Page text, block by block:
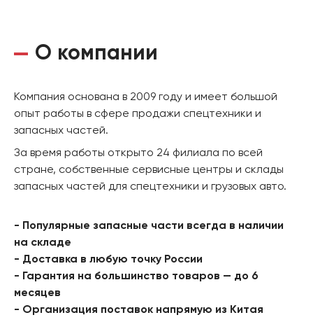
О компании
Компания основана в 2009 году и имеет большой
опыт работы в сфере продажи спецтехники и
запасных частей.
За время работы открыто 24 филиала по всей
стране, собственные сервисные центры и склады
запасных частей для спецтехники и грузовых авто.
- Популярные запасные части всегда в наличии
на складе
- Доставка в любую точку России
- Гарантия на большинство товаров — до 6
месяцев
- Организация поставок напрямую из Китая